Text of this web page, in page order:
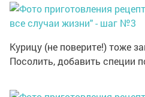
Курицу (не поверите!) тоже
Посолить, добавить специи